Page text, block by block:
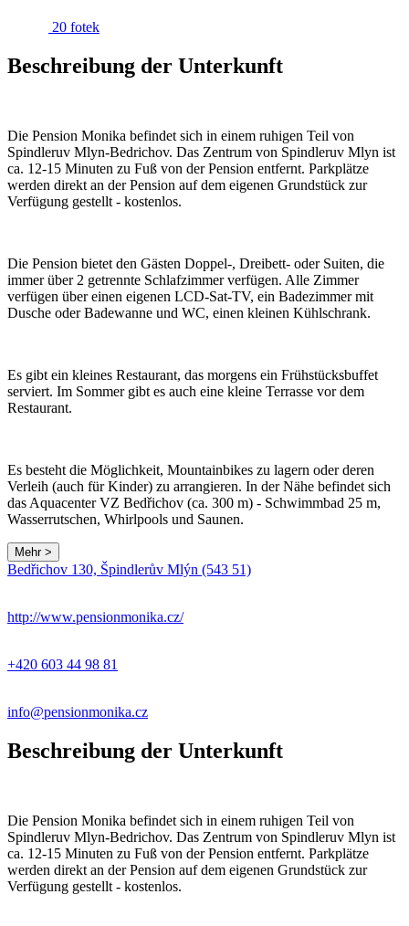
20 fotek
Beschreibung der Unterkunft
Die Pension Monika befindet sich in einem ruhigen Teil von
Spindleruv Mlyn-Bedrichov. Das Zentrum von Spindleruv Mlyn ist
ca. 12-15 Minuten zu Fuß von der Pension entfernt. Parkplätze
werden direkt an der Pension auf dem eigenen Grundstück zur
Verfügung gestellt - kostenlos.
Die Pension bietet den Gästen Doppel-, Dreibett- oder Suiten, die
immer über 2 getrennte Schlafzimmer verfügen. Alle Zimmer
verfügen über einen eigenen LCD-Sat-TV, ein Badezimmer mit
Dusche oder Badewanne und WC, einen kleinen Kühlschrank.
Es gibt ein kleines Restaurant, das morgens ein Frühstücksbuffet
serviert. Im Sommer gibt es auch eine kleine Terrasse vor dem
Restaurant.
Es besteht die Möglichkeit, Mountainbikes zu lagern oder deren
Verleih (auch für Kinder) zu arrangieren. In der Nähe befindet sich
das Aquacenter VZ Bedřichov (ca. 300 m) - Schwimmbad 25 m,
Wasserrutschen, Whirlpools und Saunen.
Mehr >
Bedřichov 130, Špindlerův Mlýn (543 51)
http://www.pensionmonika.cz/
+420 603 44 98 81
info@pensionmonika.cz
Beschreibung der Unterkunft
Die Pension Monika befindet sich in einem ruhigen Teil von
Spindleruv Mlyn-Bedrichov. Das Zentrum von Spindleruv Mlyn ist
ca. 12-15 Minuten zu Fuß von der Pension entfernt. Parkplätze
werden direkt an der Pension auf dem eigenen Grundstück zur
Verfügung gestellt - kostenlos.